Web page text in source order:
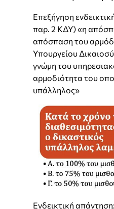
Επεξήγηση
παρ. 2 ΚΔΥ) «η
απόσπαση του
Υπουργείου
γνώμη του
αρμοδιότητα του
υπάλληλος»
Ενδεικτική